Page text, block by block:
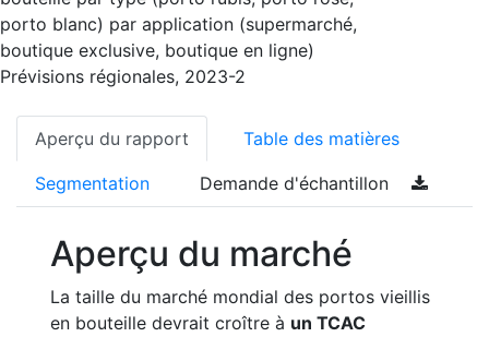
porto blanc) par application (supermarché,
boutique exclusive, boutique en ligne)
Prévisions régionales, 2023-2
Aperçu du rapport Table des matières
Segmentation Demande d'échantillon
Aperçu du marché
La taille du marché mondial des portos vieillis
en bouteille devrait croître à un TCAC